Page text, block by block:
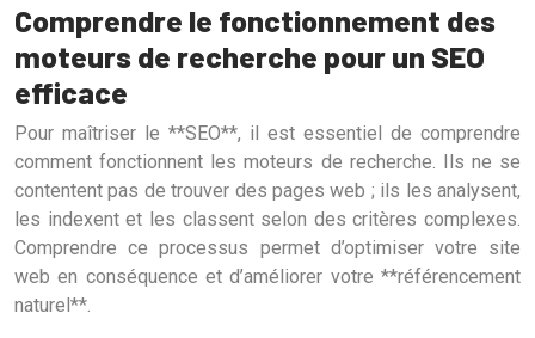
Comprendre le fonctionnement des
moteurs de recherche pour un SEO
efficace
Pour maîtriser le **SEO**, il est essentiel de comprendre
comment fonctionnent les moteurs de recherche. Ils ne se
contentent pas de trouver des pages web ; ils les analysent,
les indexent et les classent selon des critères complexes.
Comprendre ce processus permet d’optimiser votre site
web en conséquence et d’améliorer votre **référencement
naturel**.